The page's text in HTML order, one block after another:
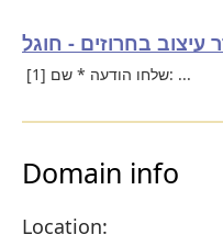
בחרוזים - חוגל
[1] שלחו הודעה * שם: ...
Domain info
Location: